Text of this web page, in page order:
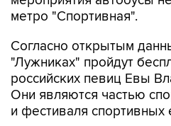
Согласно открытым
российских певиц Евы
Они являются частью
и фестиваля спортивных
Фрунзенская Лужники